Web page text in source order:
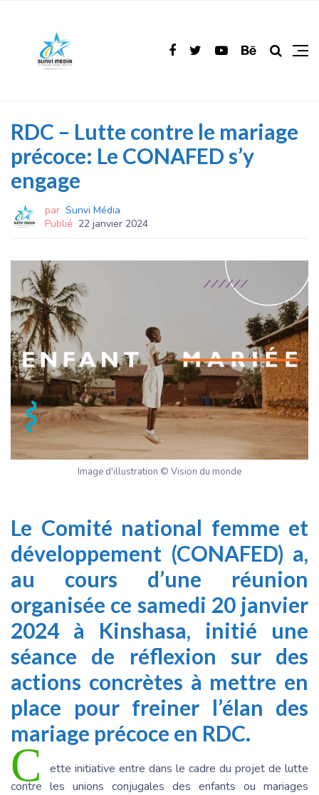
RDC – Lutte contre le mariage
précoce: Le CONAFED s’y
engage
par Sunvi Média
Publié 22 janvier 2024
Image d'illustration © Vision du monde
Le Comité national femme et
développement (CONAFED) a,
au cours d’une réunion
organisée ce samedi 20 janvier
2024 à Kinshasa, initié une
séance de réflexion sur des
actions concrètes à mettre en
place pour freiner l’élan des
mariage précoce en RDC.
C
ette initiative entre dans le cadre du projet de lutte
contre les unions conjugales des enfants ou mariages